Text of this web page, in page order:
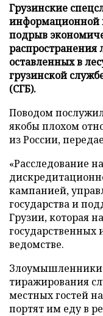
Грузинские
информационной
подрыв
распространения
оставленных в
грузинской
(СГБ).
Поводом
якобы плохом
из России,
«Расследование
кампанией,
государства и
Грузии, которая
государственных
ведомстве.
Злоумышленники
тиражирования
местных гостей
портят им еду в